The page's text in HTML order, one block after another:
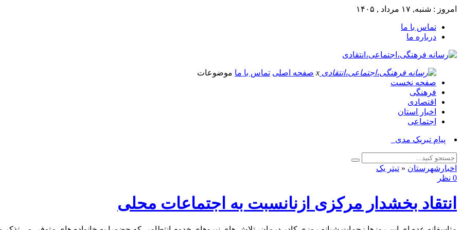
امروز : شنبه, ۱۷ مرداد , ۱۴۰۵
تماس با ما
درباره ما
x صفحه اصلی تماس با ما موضوعات
صفحه نخست
فرهنگی
اقتصادی
اخبار استان
اجتماعی
پیام تبریک مدیر جهاد کشاورزی_
اخبارشهرستان « تیتر یک
0 نظر
انتقاد بخشدار مرکزی ازنا‌نسبت به اجتماعات محلی